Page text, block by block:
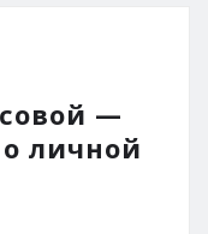
—
личной